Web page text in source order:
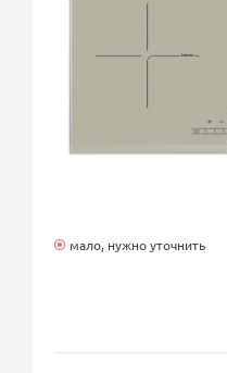
мало, нужно уточнить